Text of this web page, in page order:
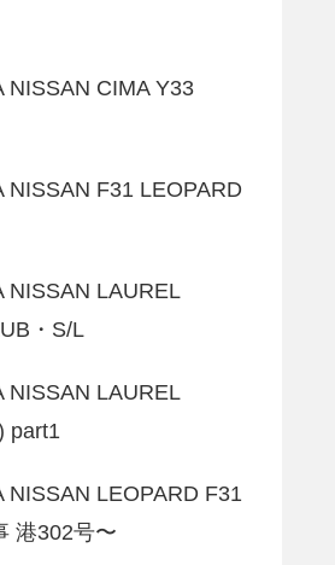
NISSAN CIMA Y33
NISSAN F31 LEOPARD
NISSAN LAUREL
・S/L
NISSAN LAUREL
part1
NISSAN LEOPARD F31
港302号〜